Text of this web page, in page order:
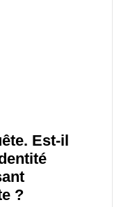
Est-il
?